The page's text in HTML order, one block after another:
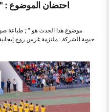
احتضان الموضوع :
موضوع هذا الحدث هو " ; طباعة
حيوية الشركة . ملتزمة غرس روح